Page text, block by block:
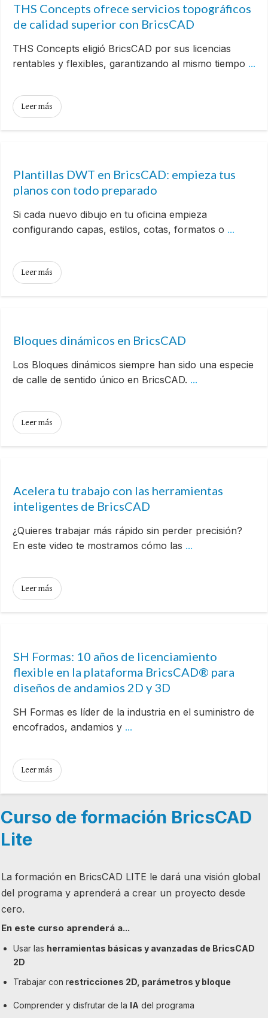
THS Concepts ofrece servicios topográficos
de calidad superior con BricsCAD
THS Concepts eligió BricsCAD por sus licencias
rentables y flexibles, garantizando al mismo tiempo ...
Leer más
Plantillas DWT en BricsCAD: empieza tus
planos con todo preparado
Si cada nuevo dibujo en tu oficina empieza
configurando capas, estilos, cotas, formatos o ...
Leer más
Bloques dinámicos en BricsCAD
Los Bloques dinámicos siempre han sido una especie
de calle de sentido único en BricsCAD. ...
Leer más
Acelera tu trabajo con las herramientas
inteligentes de BricsCAD
¿Quieres trabajar más rápido sin perder precisión?
En este video te mostramos cómo las ...
Leer más
SH Formas: 10 años de licenciamiento
flexible en la plataforma BricsCAD® para
diseños de andamios 2D y 3D
SH Formas es líder de la industria en el suministro de
encofrados, andamios y ...
Leer más
Curso de formación BricsCAD
Lite
La formación en BricsCAD LITE le dará una visión global
del programa y aprenderá a crear un proyecto desde
cero.
En este curso aprenderá a...
Usar las herramientas básicas y avanzadas de BricsCAD
2D
Trabajar con restricciones 2D, parámetros y bloque
Comprender y disfrutar de la IA del programa